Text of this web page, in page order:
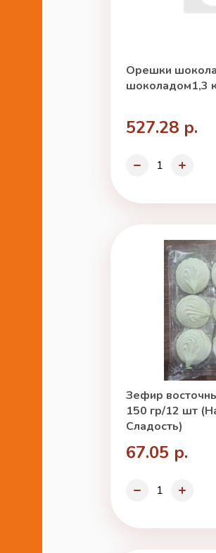
Орешки
шоколадом1,3
527.28 р.
Зефир
150 гр/12 шт
Сладость)
67.05 р.